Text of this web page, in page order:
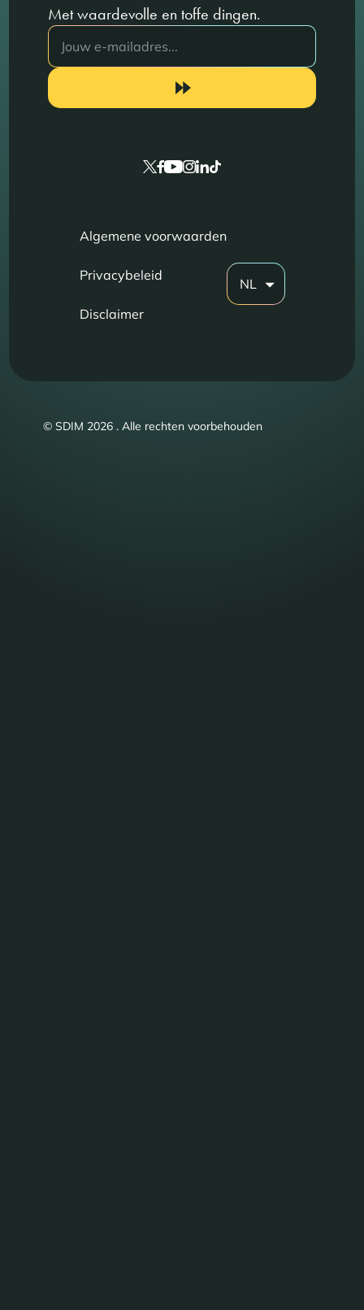
Met waardevolle en toffe dingen.
Algemene voorwaarden
Privacybeleid
Disclaimer
NL
© SDIM 2026 . Alle rechten voorbehouden